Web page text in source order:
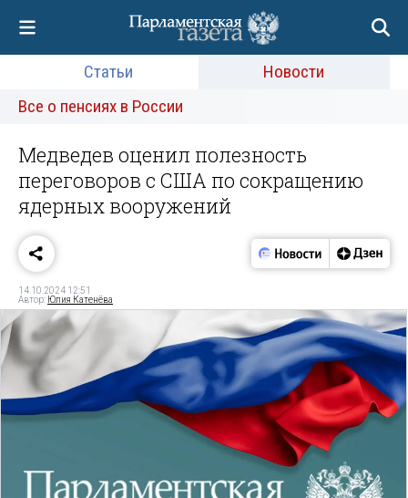
Статьи
Новости
Все о пенсиях в России
Медведев оценил полезность
переговоров с США по сокращению
ядерных вооружений
14.10.2024 12:51
Автор: Юлия Катенёва